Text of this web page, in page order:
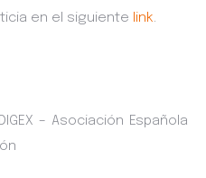
en el siguiente link.
– Asociación Española